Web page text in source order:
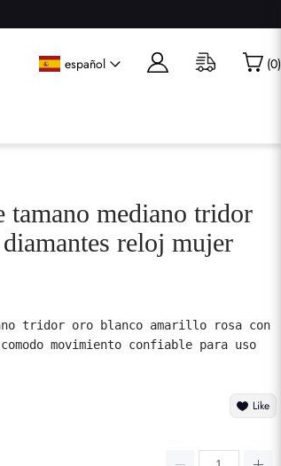
español (0)
tamano mediano tridor
reloj mujer
tridor oro blanco amarillo rosa con
movimiento confiable para uso
Like